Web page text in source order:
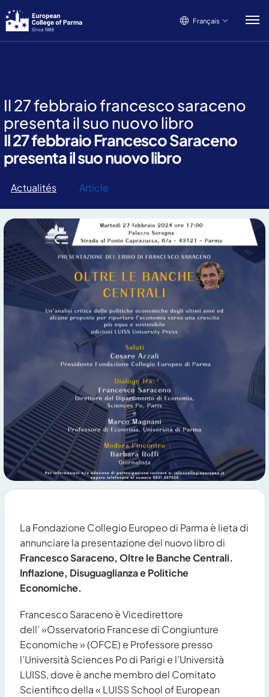
Français
Il 27 febbraio francesco saraceno
presenta il suo nuovo libro
Il 27 febbraio Francesco Saraceno
presenta il suo nuovo libro
Actualités Article
La Fondazione Collegio Europeo di Parma è lieta di
annunciare la presentazione del nuovo libro di
Francesco Saraceno, Oltre le Banche Centrali.
Inflazione, Disuguaglianza e Politiche
Economiche.
Francesco Saraceno è Vicedirettore
dell’ »Osservatorio Francese di Congiunture
Economiche » (OFCE) e Professore presso
l’Università Sciences Po di Parigi e l’Università
LUISS, dove è anche membro del Comitato
Scientifico della « LUISS School of European